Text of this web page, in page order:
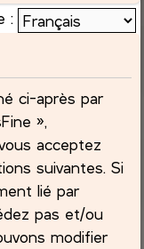
e
:
ci-après par
»,
acceptez
suivantes. Si
lié par
pas et/ou
modifier